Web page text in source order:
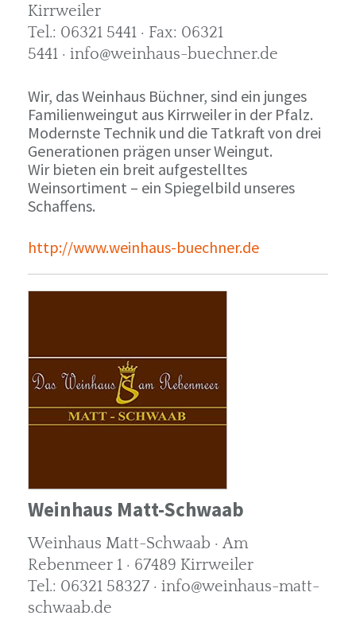
Kirrweiler
Tel.: 06321 5441 · Fax: 06321
5441 · info@weinhaus-buechner.de
Wir, das Weinhaus Büchner, sind ein junges
Familienweingut aus Kirrweiler in der Pfalz.
Modernste Technik und die Tatkraft von drei
Generationen prägen unser Weingut.
Wir bieten ein breit aufgestelltes
Weinsortiment – ein Spiegelbild unseres
Schaffens.
http://www.weinhaus-buechner.de
Weinhaus Matt-Schwaab
Weinhaus Matt-Schwaab · Am
Rebenmeer 1 · 67489 Kirrweiler
Tel.: 06321 58327 · info@weinhaus-matt-
schwaab.de